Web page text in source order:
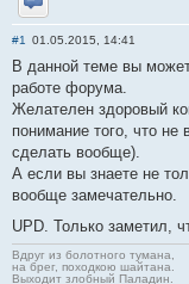
Отправить личное
#1 01.05.2015, 14:41
В данной теме вы
работе форума.
Желателен здоровый
понимание того, что
сделать вообще).
А если вы знаете не
вообще замечательно.
UPD. Только заметил,
Вдруг из болотного тумана,
на брег, походкою шайтана.
Выходит злобный Паладин.